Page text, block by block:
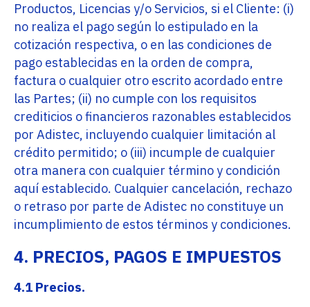
Productos, Licencias y/o Servicios, si el Cliente: (i)
no realiza el pago según lo estipulado en la
cotización respectiva, o en las condiciones de
pago establecidas en la orden de compra,
factura o cualquier otro escrito acordado entre
las Partes; (ii) no cumple con los requisitos
crediticios o financieros razonables establecidos
por Adistec, incluyendo cualquier limitación al
crédito permitido; o (iii) incumple de cualquier
otra manera con cualquier término y condición
aquí establecido. Cualquier cancelación, rechazo
o retraso por parte de Adistec no constituye un
incumplimiento de estos términos y condiciones.
4. PRECIOS, PAGOS E IMPUESTOS
4.1 Precios.